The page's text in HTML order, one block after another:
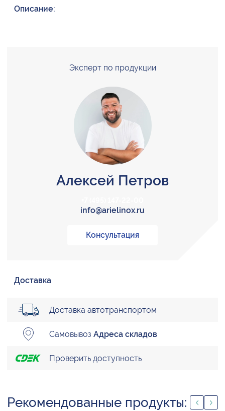
Описание:
Эксперт по продукции
Алексей Петров
info@arielinox.ru
Консультация
Доставка
Доставка автотранспортом
Самовывоз Адреса складов
Проверить доступность
Рекомендованные продукты: